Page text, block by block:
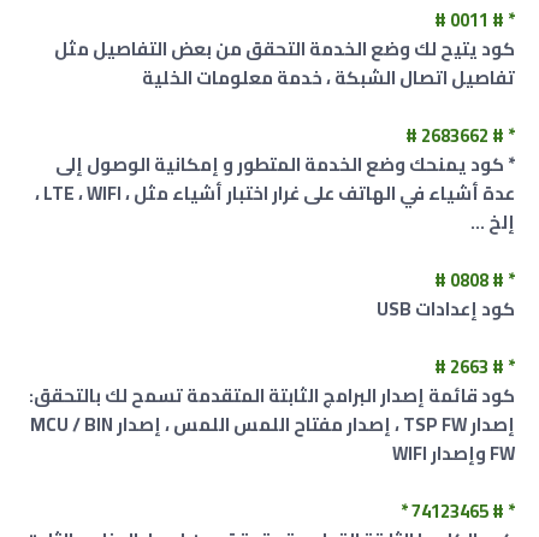
* # 0011 #
كود يتيح لك وضع الخدمة التحقق من بعض التفاصيل مثل
تفاصيل اتصال الشبكة ، خدمة معلومات الخلية
* # 2683662 #
* ‏كود يمنحك وضع الخدمة المتطور و إمكانية الوصول إلى
عدة أشياء في الهاتف على غرار اختبار أشياء مثل ، LTE
،
WIFI ،
إلخ ...
* # 0808 #
كود إعدادات USB
* # 2663 #
كود قائمة إصدار البرامج الثابتة المتقدمة تسمح لك بالتحقق:
إصدار TSP FW ، إصدار مفتاح اللمس اللمس ، إصدار MCU / BIN
FW وإصدار WIFI
* # 74123465 *